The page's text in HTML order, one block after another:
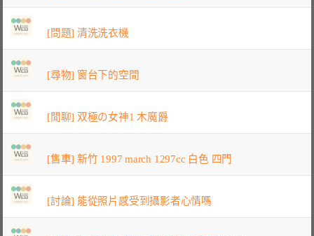
[問題] 清洗洗衣機
[尋物] 窗台下的空間
[閒聊] 双極の女神1 木魔爵
[售車] 新竹 1997 march 1297cc 白色 四門
[討論] 能從照片感受到攝影者心情嗎